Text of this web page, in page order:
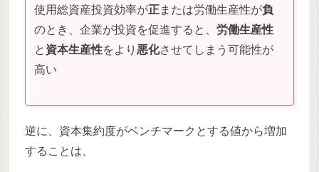
使用総資産投資効率が正または労働生産性が負
のとき、企業が投資を促進すると、労働生産性
と 資本生産性をより 悪化させてしまう可能性が
高い
逆に、資本集約度がベンチマークとする値から増加
することは、